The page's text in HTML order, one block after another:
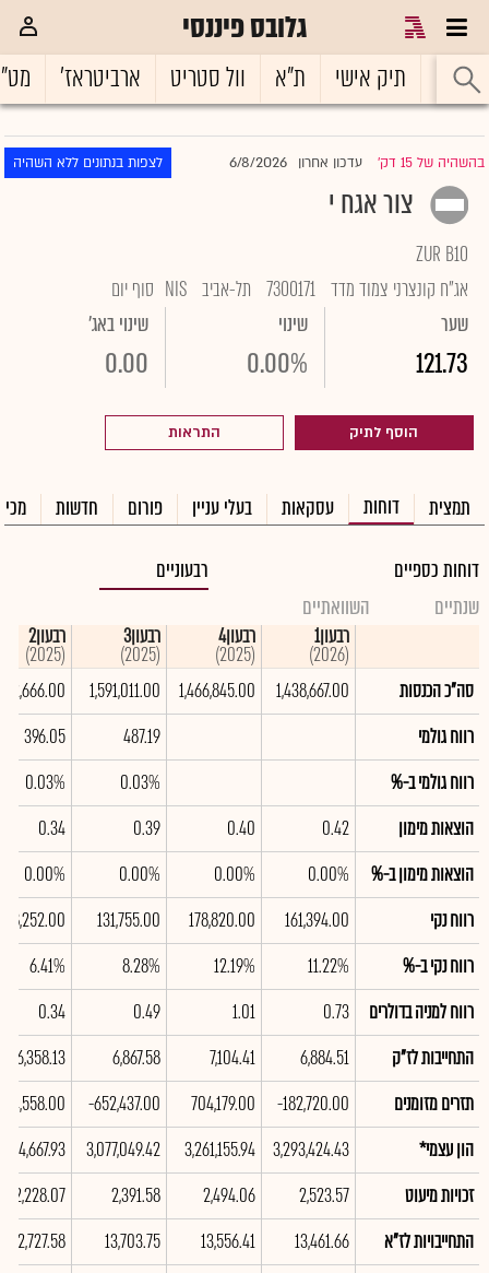
גלובס פיננסי
ראשי תיק אישי ת"א וול סטריט ארביטראז'
בהשהיה של 15 דק' |עדכון אחרון 6/8/2026 לצפות בנתונים ללא השהיה
צור אגח י
ZUR B10
אג"ח קונצרני צמוד מדד 7300171 תל-אביב NIS סוף יום
שער
121.73
שינוי
0.00%
שינוי באג'
0.00
הוסף לתיק התראות
תמצית דוחות עסקאות בעלי עניין פורום חדשות
דוחות כספיים
רבעוניים
שנתיים
השוואתיים
רבעון1
(2026)
רבעון4
(2025)
רבעון3
(2025)
רבעון2
(2025)
סה"כ הכנסות
1,438,667.00
1,466,845.00
1,591,011.00
רווח גולמי
487.19
396.05
רווח גולמי ב-%
0.03%
0.03%
הוצאות מימון
0.42
0.40
0.39
0.34
הוצאות מימון ב-%
0.00%
0.00%
0.00%
0.00%
רווח נקי
161,394.00
178,820.00
131,755.00
98,252.00
רווח נקי ב-%
11.22%
12.19%
8.28%
6.41%
רווח למניה בדולרים
0.73
1.01
0.49
0.34
התחייבות לז"ק
6,884.51
7,104.41
6,867.58
6,358.13
תזרים מזומנים
-182,720.00
704,179.00
-652,437.00
34,558.00
הון עצמי*
3,293,424.43
3,261,155.94
3,077,049.42
זכויות מיעוט
2,523.57
2,494.06
2,391.58
2,228.07
התחייבויות לז"א
13,461.66
13,556.41
13,703.75
12,727.58